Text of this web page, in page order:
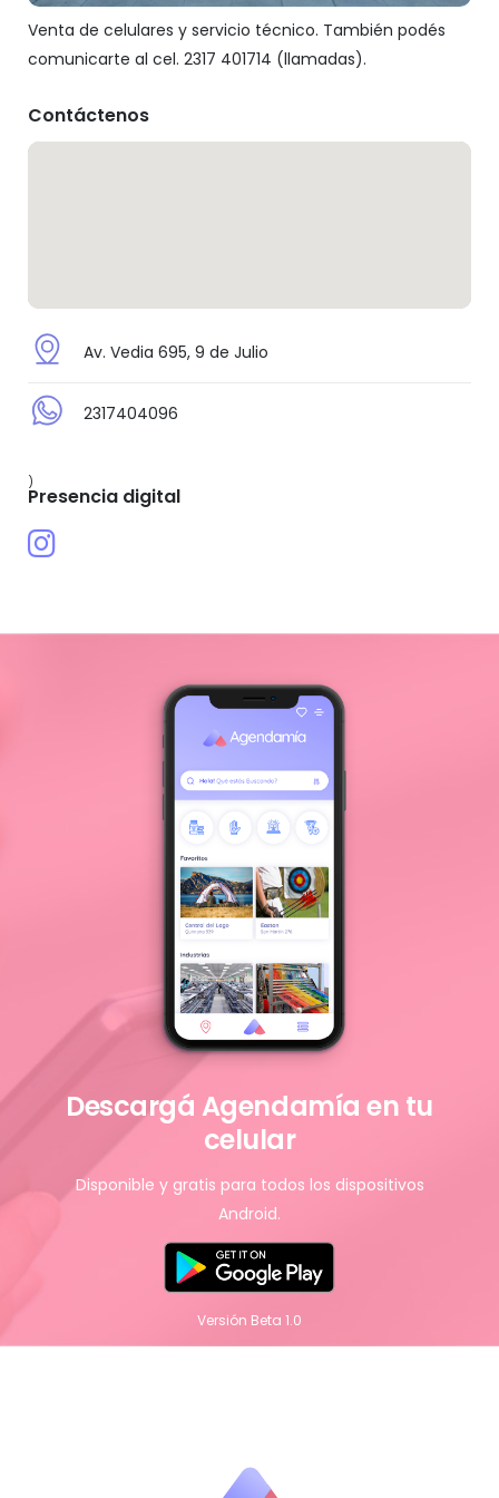
Venta de celulares y servicio técnico. También podés
comunicarte al cel. 2317 401714 (llamadas).
Contáctenos
Av. Vedia 695, 9 de Julio
2317404096
)
Presencia digital
Descargá Agendamía en tu
celular
Disponible y gratis para todos los dispositivos
Android.
Versión Beta 1.0